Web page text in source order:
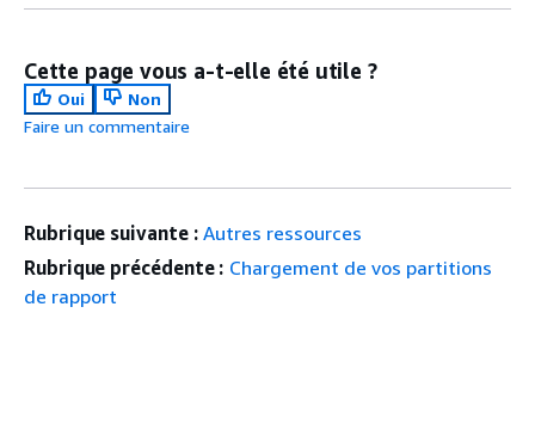
Cette page vous a-t-elle été utile ?
Oui
Non
Faire un commentaire
Rubrique suivante : Autres ressources
Rubrique précédente : Chargement de vos partitions
de rapport